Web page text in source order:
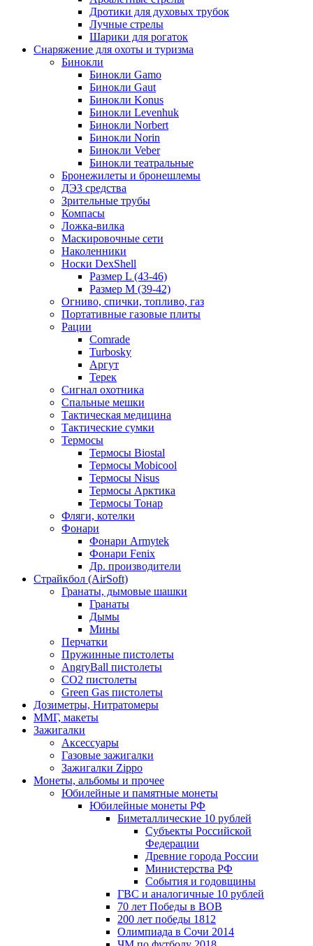
Дротики для духовых трубок
Лучные стрелы
Шарики для рогаток
Снаряжение для охоты и туризма
Бинокли
Бинокли Gamo
Бинокли Gaut
Бинокли Konus
Бинокли Levenhuk
Бинокли Norbert
Бинокли Norin
Бинокли Veber
Бинокли театральные
Бронежилеты и бронешлемы
ДЭЗ средства
Зрительные трубы
Компасы
Ложка-вилка
Маскировочные сети
Наколенники
Носки DexShell
Размер L (43-46)
Размер M (39-42)
Огниво, спички, топливо, газ
Портативные газовые плиты
Рации
Comrade
Turbosky
Аргут
Терек
Сигнал охотника
Спальные мешки
Тактическая медицина
Тактические сумки
Термосы
Термосы Biostal
Термосы Mobicool
Термосы Nisus
Термосы Арктика
Термосы Тонар
Фляги, котелки
Фонари
Фонари Armytek
Фонари Fenix
Др. производители
Страйкбол (AirSoft)
Гранаты, дымовые шашки
Гранаты
Дымы
Мины
Перчатки
Пружинные пистолеты
AngryBall пистолеты
CO2 пистолеты
Green Gas пистолеты
Дозиметры, Нитратомеры
ММГ, макеты
Зажигалки
Аксессуары
Газовые зажигалки
Зажигалки Zippo
Монеты, альбомы и прочее
Юбилейные и памятные монеты
Юбилейные монеты РФ
Биметаллические 10 рублей
Субъекты Российской
Федерации
Древние города России
Министерства РФ
События и годовщины
ГВС и аналогичные 10 рублей
70 лет Победы в ВОВ
200 лет победы 1812
Олимпиада в Сочи 2014